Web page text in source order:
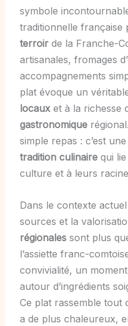
symbole
traditionnelle française
terroirde la Franche-
artisanales, fromages
accompagnements
plat évoque un
locauxet à la richesse
gastronomique
simple repas : c’est
tradition culinairequi lie
culture et à leurs
Dans le contexte
sources et la
régionalessont plus
l’assiette franc-
convivialité, un
autour d’ingrédients
Ce plat rassemble tout
a de plus chaleureux,